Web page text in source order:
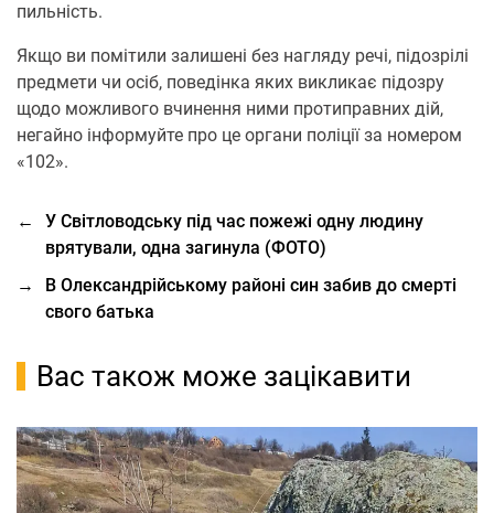
пильність.
Якщо ви помітили залишені без нагляду речі, підозрілі
предмети чи осіб, поведінка яких викликає підозру
щодо можливого вчинення ними протиправних дій,
негайно інформуйте про це органи поліції за номером
«102».
←
У Світловодську під час пожежі одну людину
врятували, одна загинула (ФОТО)
→
В Олександрійському районі син забив до смерті
свого батька
Вас також може зацікавити